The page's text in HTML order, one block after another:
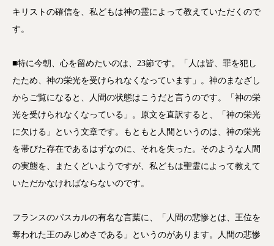
キリストの確信を、私どもは神の霊によって教えていただくので
す。
■特に今朝、心を留めたいのは、23節です。「人は皆、罪を犯し
たため、神の栄光を受けられなくなっています」。神のまなざし
からご覧になると、人間の状態はこうだと言うのです。「神の栄
光を受けられなくなっている」。原文を直訳すると、「神の栄光
に欠ける」という文章です。もともと人間というのは、神の栄光
を帯びた存在であるはずなのに、それを失った。そのような人間
の実態を、またくどいようですが、私どもは聖霊によって教えて
いただかなければならないのです。
フランスのパスカルの有名な言葉に、「人間の悲惨とは、王位を
奪われた王のみじめさである」というのがあります。人間の悲惨